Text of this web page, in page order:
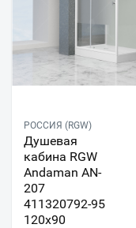
РОССИЯ (RGW)
Душевая
кабина RGW
Andaman AN-
207
411320792-95
120x90